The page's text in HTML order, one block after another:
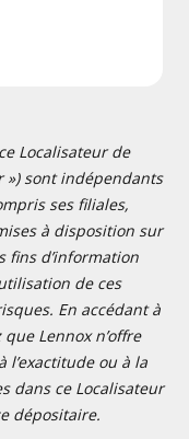
Localisateur de
») sont indépendants
ses filiales,
à disposition sur
fins d’information
de ces
En accédant à
Lennox n’offre
l’exactitude ou à la
dans ce Localisateur
dépositaire.